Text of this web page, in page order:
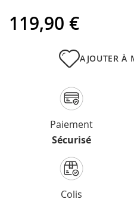
images
gallery
119,90 €
AJOUTER À
Paiement
Sécurisé
Colis